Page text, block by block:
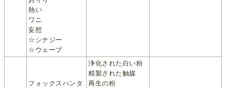
熱い
ワニ
妄想
☆シナジー
☆ウェーブ
フォックスハンタ
浄化された白い粉
精製された触媒
再生の粉